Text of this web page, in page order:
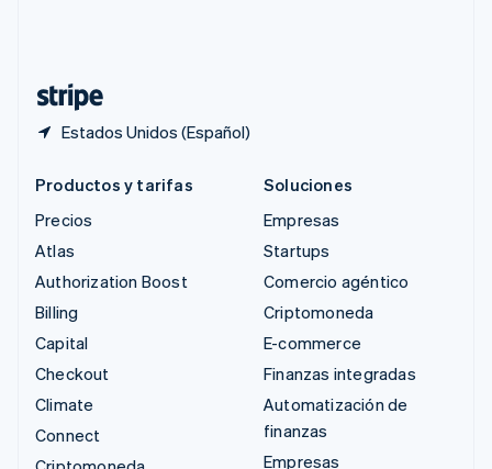
Estados Unidos (Español)
Productos y tarifas
Precios
Atlas
Authorization Boost
Billing
Capital
Checkout
Climate
Connect
Soluciones
Empresas
Startups
Comercio agéntico
Criptomoneda
E-commerce
Finanzas integradas
Automatización de
finanzas
Empresas